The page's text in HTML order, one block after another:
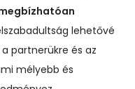
lehetővé
partnerükre és az
mélyebb és